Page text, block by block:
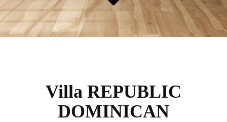
Villa REPUBLIC
DOMINICAN